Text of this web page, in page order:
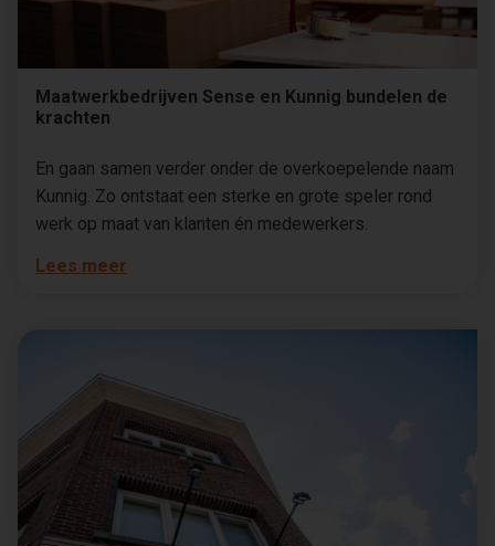
Maatwerkbedrijven Sense en Kunnig bundelen de
krachten
En gaan samen verder onder de overkoepelende naam
Kunnig. Zo ontstaat een sterke en grote speler rond
werk op maat van klanten én medewerkers.
Lees meer